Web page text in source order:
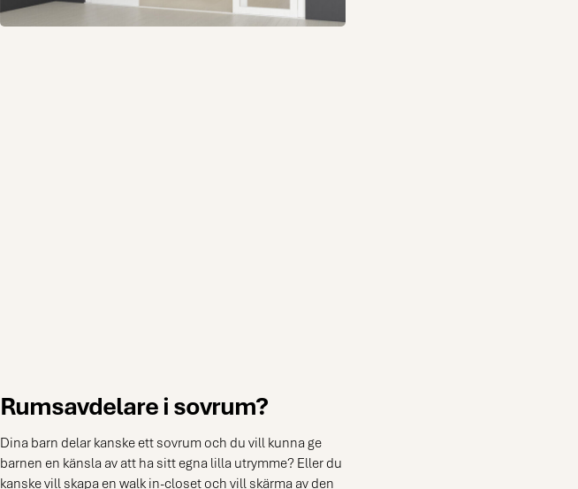
Rumsavdelare i sovrum?
Dina barn delar kanske ett sovrum och du vill kunna ge
barnen en känsla av att ha sitt egna lilla utrymme? Eller du
kanske vill skapa en walk in-closet och vill skärma av den